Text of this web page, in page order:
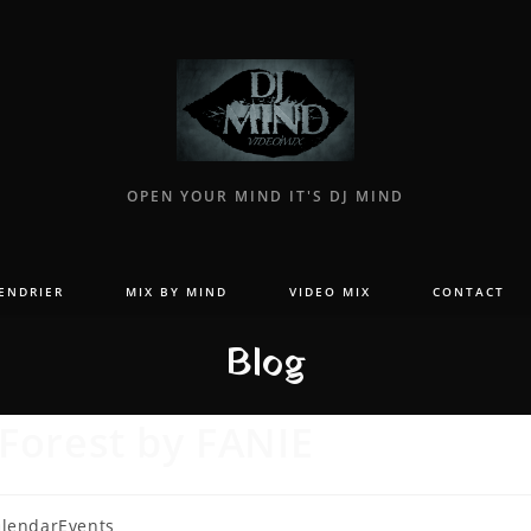
OPEN YOUR MIND IT'S DJ MIND
MIX BY MIND VIDEO MIX CONTACT
Blog